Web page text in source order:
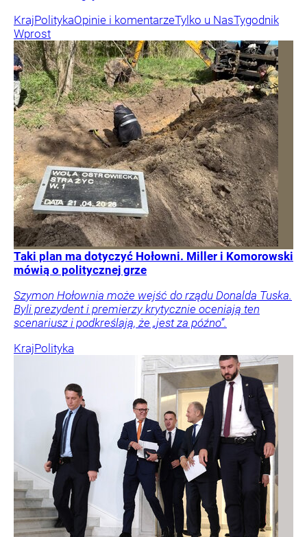
KrajPolitykaOpinie i komentarzeTylko u NasTygodnik
Wprost
Taki plan ma dotyczyć Hołowni. Miller i Komorowski
mówią o politycznej grze
Szymon Hołownia może wejść do rządu Donalda Tuska.
Byli prezydent i premierzy krytycznie oceniają ten
scenariusz i podkreślają, że „jest za późno”.
KrajPolityka